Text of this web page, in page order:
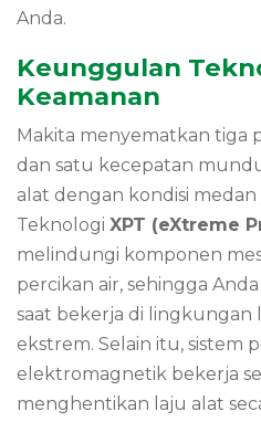
Anda.
Keunggulan
Keamanan
Makita menyematkan tiga
dan satu kecepatan
alat dengan kondisi medan
Teknologi XPT (eXtreme
melindungi komponen
percikan air, sehingga
saat bekerja di lingkungan
ekstrem. Selain itu, sistem
elektromagnetik bekerja
menghentikan laju alat